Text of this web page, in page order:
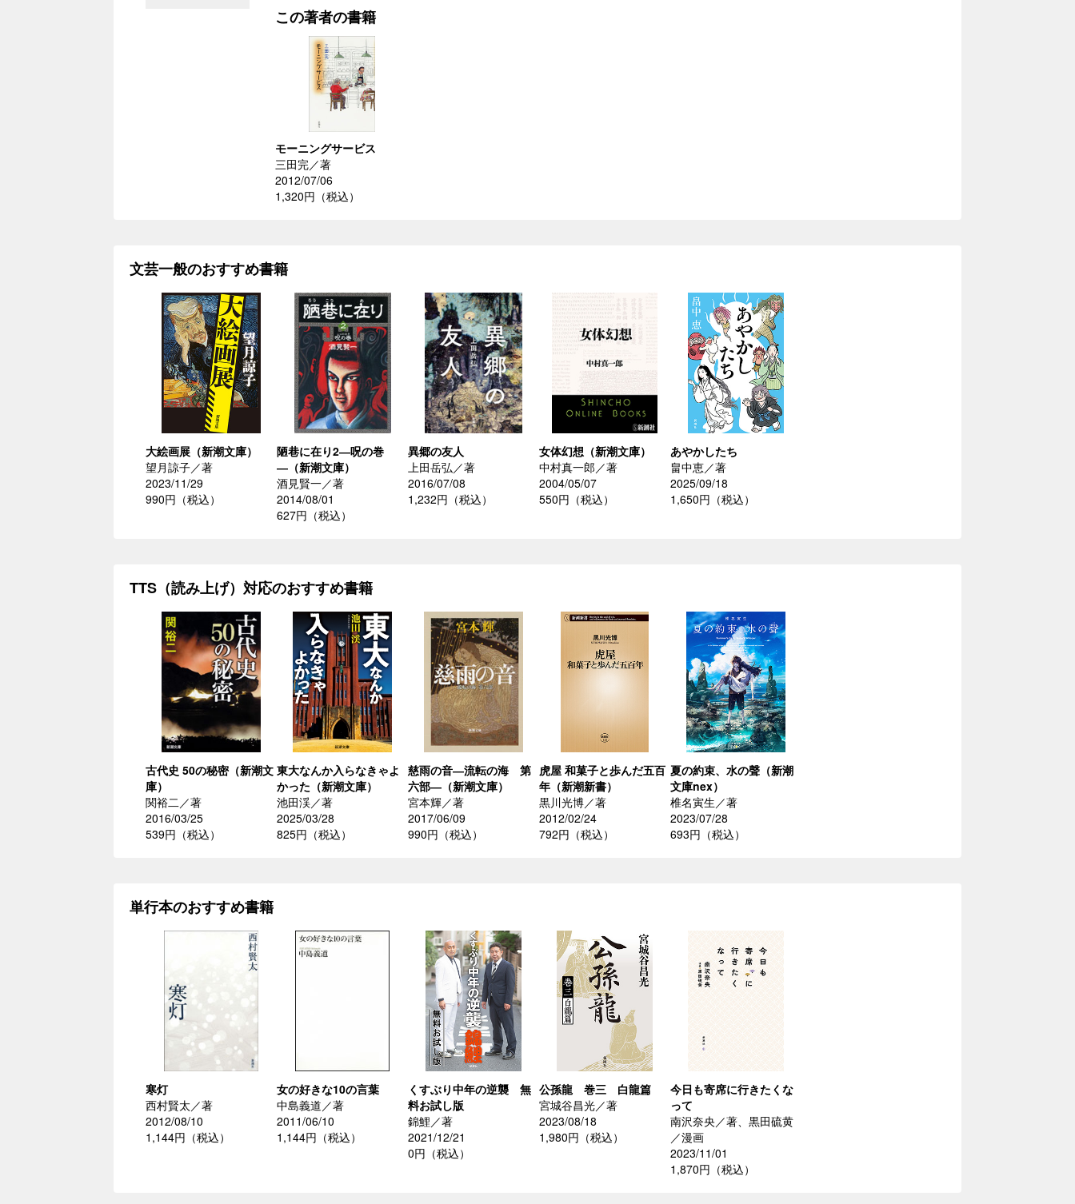
この著者の書籍
モーニングサービス
三田完／著
2012/07/06
1,320円（税込）
文芸一般のおすすめ書籍
大絵画展（新潮文庫）
望月諒子／著
2023/11/29
990円（税込）
陋巷に在り2―呪の巻
―（新潮文庫）
酒見賢一／著
2014/08/01
627円（税込）
異郷の友人
上田岳弘／著
2016/07/08
1,232円（税込）
女体幻想（新潮文庫）
中村真一郎／著
2004/05/07
550円（税込）
あやかしたち
畠中恵／著
2025/09/18
1,650円（税込）
TTS（読み上げ）対応のおすすめ書籍
古代史 50の秘密（新潮文
庫）
関裕二／著
2016/03/25
539円（税込）
東大なんか入らなきゃよ
かった（新潮文庫）
池田渓／著
2025/03/28
825円（税込）
慈雨の音―流転の海 第
六部―（新潮文庫）
宮本輝／著
2017/06/09
990円（税込）
虎屋 和菓子と歩んだ五百
年（新潮新書）
黒川光博／著
2012/02/24
792円（税込）
夏の約束、水の聲（新潮
文庫nex）
椎名寅生／著
2023/07/28
693円（税込）
単行本のおすすめ書籍
寒灯
西村賢太／著
2012/08/10
1,144円（税込）
女の好きな10の言葉
中島義道／著
2011/06/10
1,144円（税込）
くすぶり中年の逆襲 無
料お試し版
錦鯉／著
2021/12/21
0円（税込）
公孫龍 巻三 白龍篇
宮城谷昌光／著
2023/08/18
1,980円（税込）
今日も寄席に行きたくな
って
南沢奈央／著、黒田硫黄
／漫画
2023/11/01
1,870円（税込）